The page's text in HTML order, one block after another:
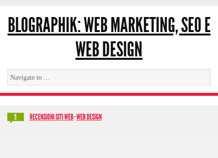
BLOGRAPHIK: WEB MARKETING, SEO E
WEB DESIGN
9 RECENSIONI SITI WEB·WEB DESIGN